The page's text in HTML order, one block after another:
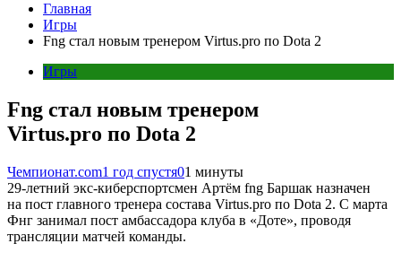
Главная
Игры
Fng стал новым тренером Virtus.pro по Dota 2
Игры
Fng стал новым тренером
Virtus.pro по Dota 2
Чемпионат.com1 год спустя01 минуты
29-летний экс-киберспортсмен Артём fng Баршак назначен
на пост главного тренера состава Virtus.pro по Dota 2. С марта
Фнг занимал пост амбассадора клуба в «Доте», проводя
трансляции матчей команды.